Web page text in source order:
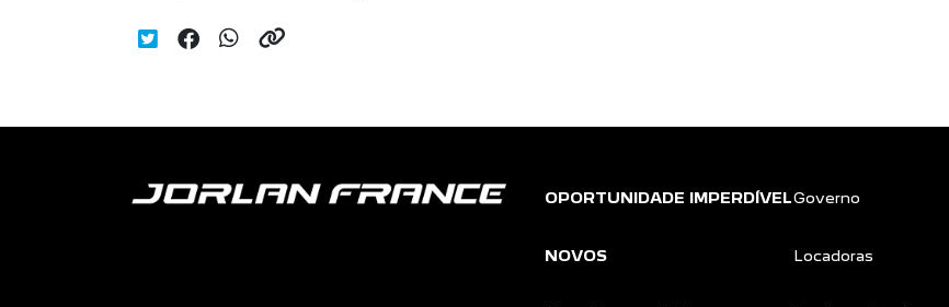
OPORTUNIDADE IMPERDÍVEL
NOVOS
Governo
Locadoras